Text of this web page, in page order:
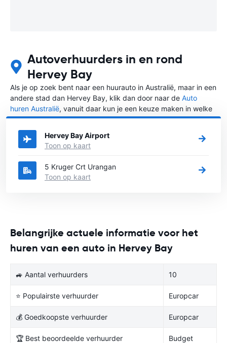
Autoverhuurders in en rond
Hervey Bay
Als je op zoek bent naar een huurauto in Australië, maar in een
andere stad dan Hervey Bay, klik dan door naar de Auto
huren Australië, vanuit daar kun je een keuze maken in welke
stad in Australië je een auto huren wilt.
Hervey Bay Airport
Toon op kaart
5 Kruger Crt Urangan
Toon op kaart
Belangrijke actuele informatie voor het
huren van een auto in Hervey Bay
🚙 Aantal verhuurders 10
⭐ Populairste verhuurder Europcar
💰 Goedkoopste verhuurder Europcar
🏆 Best beoordeelde verhuurder Budget